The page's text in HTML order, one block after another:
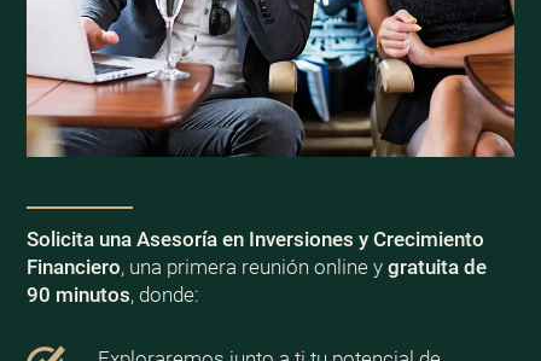
Solicita una Asesoría en Inversiones y Crecimiento
Financiero, una primera reunión online y gratuita de
90 minutos, donde: